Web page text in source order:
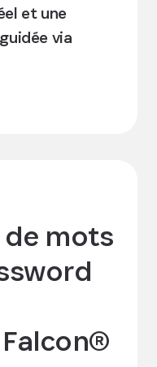
et une
via
mots